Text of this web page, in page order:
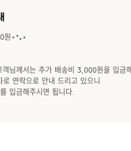
원⋆⁺₊⋆
님께서는 추가 배송비 3,000원을 입금
연락으로 안내 드리고 있으니
입금해주시면 됩니다.